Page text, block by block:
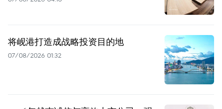
将岘港打造成战略投资目的地
07/08/2026 01:32